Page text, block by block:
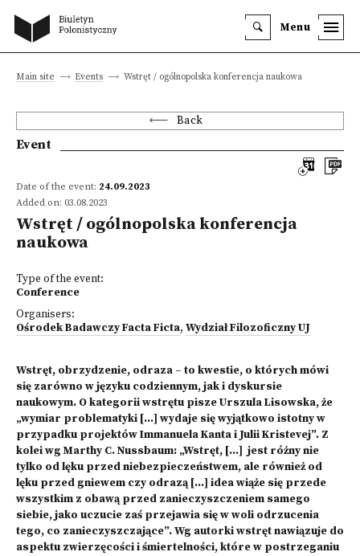
Menu
Main site Events Wstręt / ogólnopolska konferencja naukowa
Back
Event
Date of the event: 24.09.2023
Added on: 03.08.2023
Wstręt / ogólnopolska konferencja
naukowa
Type of the event:
Conference
Organisers:
Ośrodek Badawczy Facta Ficta, Wydział Filozoficzny UJ
Wstręt, obrzydzenie, odraza – to kwestie, o których mówi
się zarówno w języku codziennym, jak i dyskursie
naukowym. O kategorii wstrętu pisze Urszula Lisowska, że
„wymiar problematyki […] wydaje się wyjątkowo istotny w
przypadku projektów Immanuela Kanta i Julii Kristevej”. Z
kolei wg Marthy C. Nussbaum: „Wstręt, […] jest różny nie
tylko od lęku przed niebezpieczeństwem, ale również od
lęku przed gniewem czy odrazą […] idea wiąże się przede
wszystkim z obawą przed zanieczyszczeniem samego
siebie, jako uczucie zaś przejawia się w woli odrzucenia
tego, co zanieczyszczające”. Wg autorki wstręt nawiązuje do
aspektu zwierzęcości i śmiertelności, które w postrzeganiu